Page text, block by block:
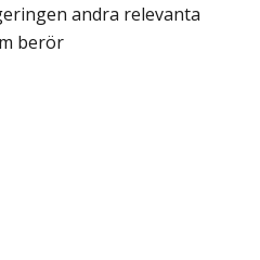
andra relevanta
berör